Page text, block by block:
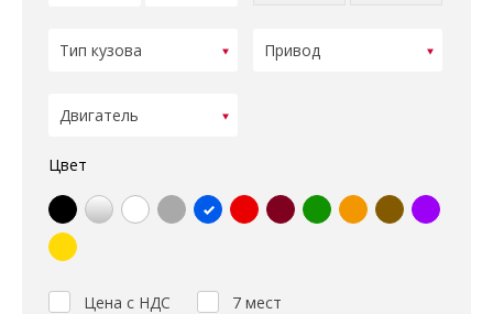
Цвет
Цена с НДС 7 мест